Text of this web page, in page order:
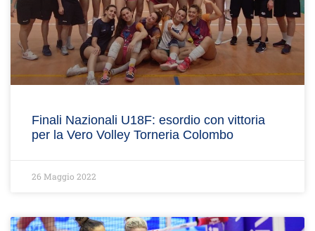
Finali Nazionali U18F: esordio con vittoria
per la Vero Volley Torneria Colombo
26 Maggio 2022